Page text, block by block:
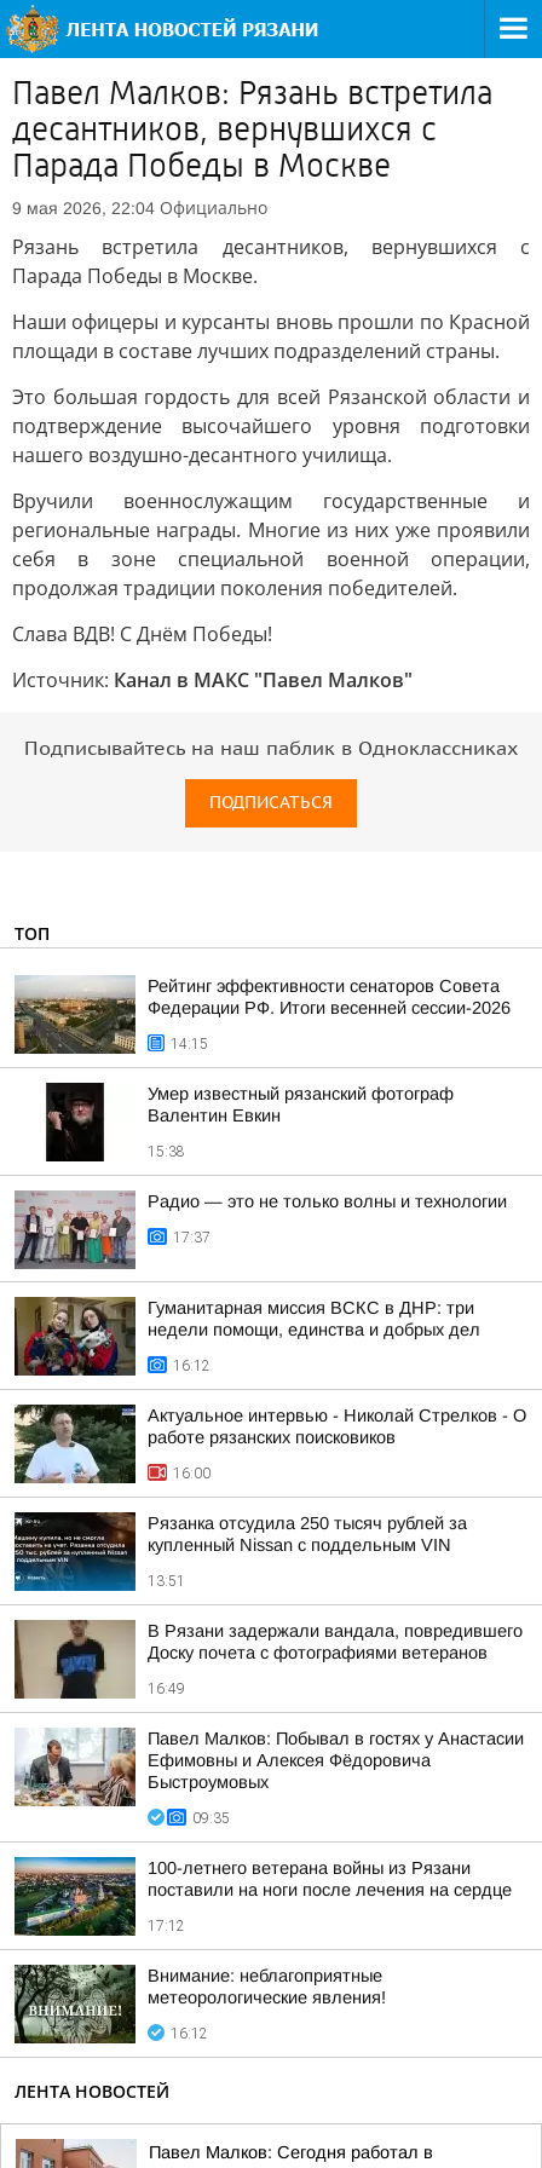
Павел Малков: Рязань встретила
десантников, вернувшихся с
Парада Победы в Москве
9 мая 2026, 22:04 Официально
Рязань встретила десантников, вернувшихся с
Парада Победы в Москве.
Наши офицеры и курсанты вновь прошли по Красной
площади в составе лучших подразделений страны.
Это большая гордость для всей Рязанской области и
подтверждение высочайшего уровня подготовки
нашего воздушно-десантного училища.
Вручили военнослужащим государственные и
региональные награды. Многие из них уже проявили
себя в зоне специальной военной операции,
продолжая традиции поколения победителей.
Слава ВДВ! С Днём Победы!
Источник: Канал в МАКС "Павел Малков"
Подписывайтесь на наш паблик в Одноклассниках
ПОДПИСАТЬСЯ
ТОП
Рейтинг эффективности сенаторов Совета
Федерации РФ. Итоги весенней сессии-2026
14:15
Умер известный рязанский фотограф
Валентин Евкин
15:38
Радио — это не только волны и технологии
17:37
Гуманитарная миссия ВСКС в ДНР: три
недели помощи, единства и добрых дел
16:12
Актуальное интервью - Николай Стрелков - О
работе рязанских поисковиков
16:00
Рязанка отсудила 250 тысяч рублей за
купленный Nissan с поддельным VIN
13:51
В Рязани задержали вандала, повредившего
Доску почета с фотографиями ветеранов
16:49
Павел Малков: Побывал в гостях у Анастасии
Ефимовны и Алексея Фёдоровича
Быстроумовых
09:35
100-летнего ветерана войны из Рязани
поставили на ноги после лечения на сердце
17:12
Внимание: неблагоприятные
метеорологические явления!
16:12
ЛЕНТА НОВОСТЕЙ
Павел Малков: Сегодня работал в